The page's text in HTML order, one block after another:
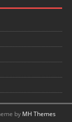
by MH Themes